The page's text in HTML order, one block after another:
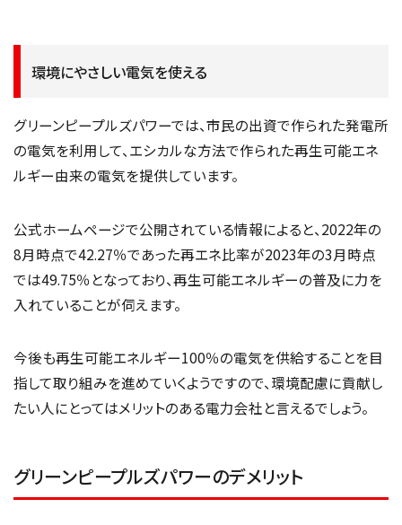
環境にやさしい電気を使える
グリーンピープルズパワーでは、市民の出資で作られた発電所
の電気を利用して、エシカルな方法で作られた再生可能エネ
ルギー由来の電気を提供しています。
公式ホームページで公開されている情報によると、2022年の
8月時点で42.27％であった再エネ比率が2023年の3月時点
では49.75％となっており、再生可能エネルギーの普及に力を
入れていることが伺えます。
今後も再生可能エネルギー100％の電気を供給することを目
指して取り組みを進めていくようですので、環境配慮に貢献し
たい人にとってはメリットのある電力会社と言えるでしょう。
グリーンピープルズパワーのデメリット